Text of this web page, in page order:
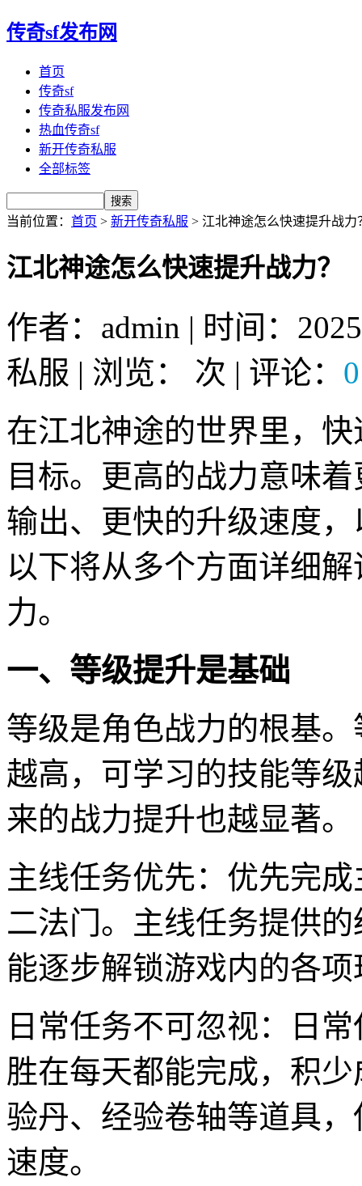
传奇sf发布网
首页
传奇sf
传奇私服发布网
热血传奇sf
新开传奇私服
全部标签
当前位置： 首页 > 新开传奇私服 > 江北神途怎么快速提升战力
江北神途怎么快速提升战力？
作者：admin | 时间：
私服 | 浏览：
次 | 评论： 0
在江北神途的世界里，
目标。更高的战力意味
输出、更快的升级速度
以下将从多个方面详细
力。
一、等级提升是基础
等级是角色战力的根基
越高，可学习的技能等
来的战力提升也越显著。
主线任务优先：优先完
二法门。主线任务提供
能逐步解锁游戏内的各项
日常任务不可忽视：日
胜在每天都能完成，积
验丹、经验卷轴等道具
速度。